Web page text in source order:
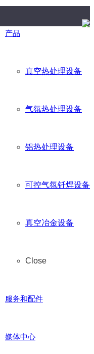
产品
真空热处理设备
气氛热处理设备
铝热处理设备
可控气氛钎焊设备
真空冶金设备
Close
服务和配件
媒体中心
企业集团航空航天业务交付